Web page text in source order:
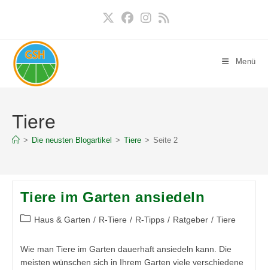
Menü
Tiere
> Die neusten Blogartikel > Tiere > Seite 2
Tiere im Garten ansiedeln
Beitrags-
Haus & Garten / R-Tiere / R-Tipps / Ratgeber / Tiere
Wie man Tiere im Garten dauerhaft ansiedeln kann. Die
meisten wünschen sich in Ihrem Garten viele verschiedene